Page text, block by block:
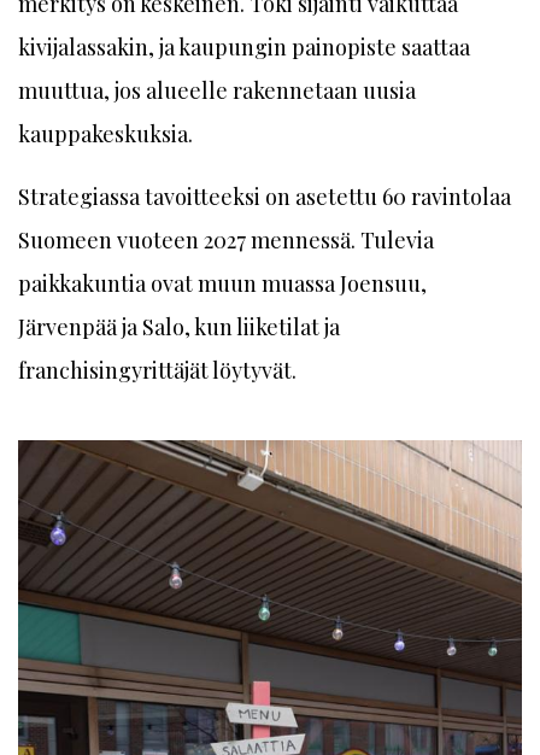
kivijalassakin, ja kaupungin painopiste saattaa
muuttua, jos alueelle rakennetaan uusia
kauppakeskuksia.
Strategiassa tavoitteeksi on asetettu 60 ravintolaa
Suomeen vuoteen 2027 mennessä. Tulevia
paikkakuntia ovat muun muassa Joensuu,
Järvenpää ja Salo, kun liiketilat ja
franchisingyrittäjät löytyvät.